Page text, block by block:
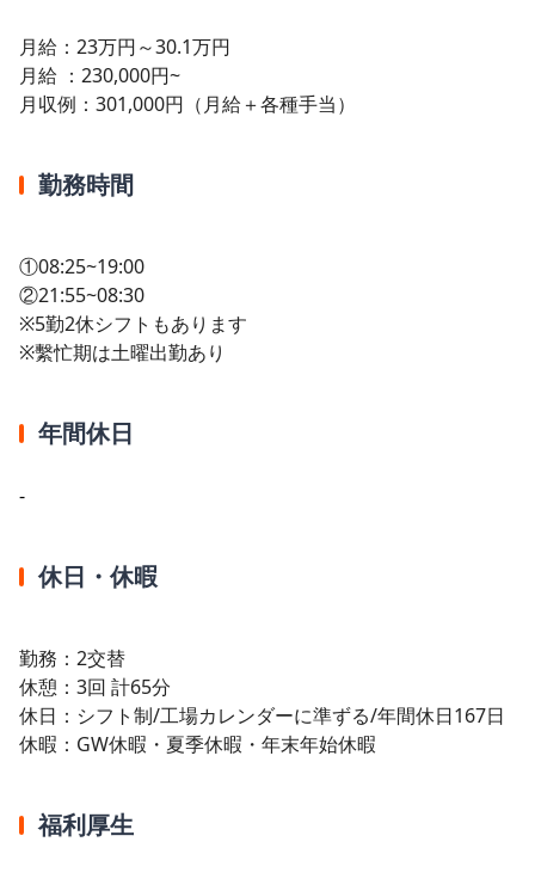
月給：23万円～30.1万円
月給 ：230,000円~
月収例：301,000円（月給＋各種手当）
勤務時間
①08:25~19:00
②21:55~08:30
※5勤2休シフトもあります
※繫忙期は土曜出勤あり
年間休日
-
休日・休暇
勤務：2交替
休憩：3回 計65分
休日：シフト制/工場カレンダーに準ずる/年間休日167日
休暇：GW休暇・夏季休暇・年末年始休暇
福利厚生